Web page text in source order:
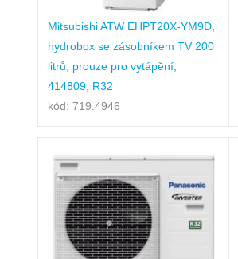
Mitsubishi ATW EHPT20X-YM9D,
hydrobox se zásobníkem TV 200
litrů, prouze pro vytápění,
414809, R32
kód: 719.4946